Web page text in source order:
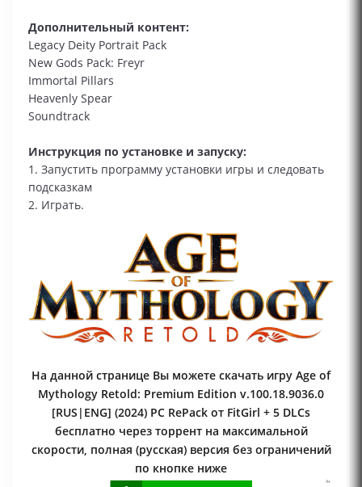
Дополнительный контент:
Legacy Deity Portrait Pack
New Gods Pack: Freyr
Immortal Pillars
Heavenly Spear
Soundtrack
Инструкция по установке и запуску:
1. Запустить программу установки игры и следовать
подсказкам
2. Играть.
На данной странице Вы можете скачать игру Age of
Mythology Retold: Premium Edition v.100.18.9036.0
[RUS|ENG] (2024) PC RePack от FitGirl + 5 DLCs
бесплатно через торрент на максимальной
скорости, полная (русская) версия без ограничений
по кнопке ниже